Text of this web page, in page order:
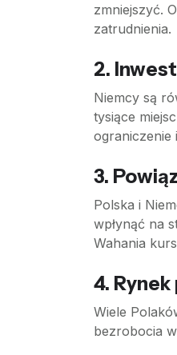
zmniejszyć.
zatrudnienia.
2.
Niemcy są
tysiące
ograniczenie
3.
Polska i
wpłynąć na
Wahania
4.
Wiele
bezrobocia